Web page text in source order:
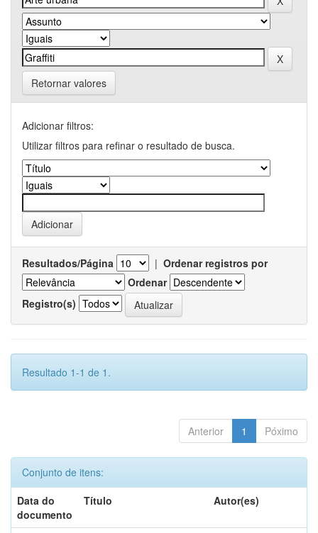
Retornar valores
Adicionar filtros:
Utilizar filtros para refinar o resultado de busca.
Resultados/Página | Ordenar registros por
Ordenar
Registro(s)
Resultado 1-1 de 1.
Anterior 1 Póximo
Conjunto de itens:
Data do
documento
Título Autor(es)